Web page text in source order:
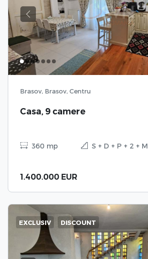
Previous
Brasov, Brasov, Centru
Casa, 9 camere
360 mp S + D + P + 2 + M
1.400.000 EUR
EXCLUSIV DISCOUNT